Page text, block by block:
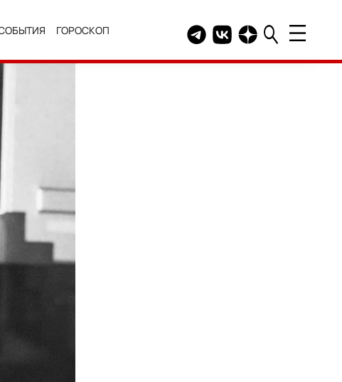
ГОРОСКОП Telegram канал HELLO
Группа HELLO
Канал HELLO в